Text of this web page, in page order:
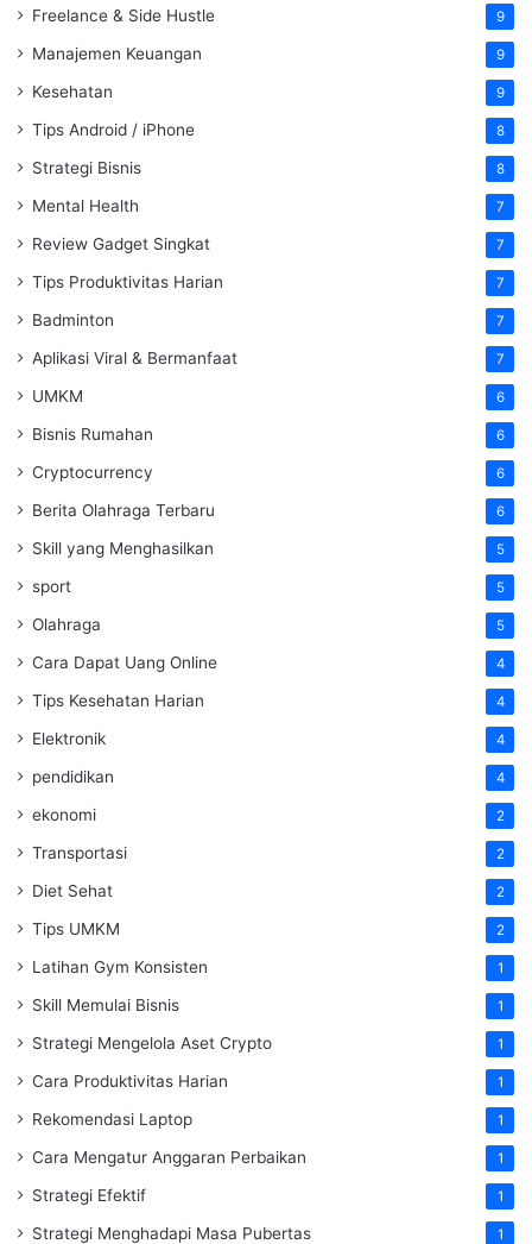
Freelance & Side Hustle 9
Manajemen Keuangan 9
Kesehatan 9
Tips Android / iPhone 8
Strategi Bisnis 8
Mental Health 7
Review Gadget Singkat 7
Tips Produktivitas Harian 7
Badminton 7
Aplikasi Viral & Bermanfaat 7
UMKM 6
Bisnis Rumahan 6
Cryptocurrency 6
Berita Olahraga Terbaru 6
Skill yang Menghasilkan 5
sport 5
Olahraga 5
Cara Dapat Uang Online 4
Tips Kesehatan Harian 4
Elektronik 4
pendidikan 4
ekonomi 2
Transportasi 2
Diet Sehat 2
Tips UMKM 2
Latihan Gym Konsisten 1
Skill Memulai Bisnis 1
Strategi Mengelola Aset Crypto 1
Cara Produktivitas Harian 1
Rekomendasi Laptop 1
Cara Mengatur Anggaran Perbaikan 1
Strategi Efektif 1
Strategi Menghadapi Masa Pubertas 1